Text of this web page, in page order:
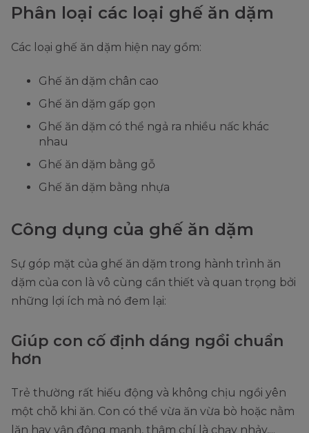
Phân loại các loại ghế ăn dặm
Các loại ghế ăn dặm hiện nay gồm:
Ghế ăn dặm chân cao
Ghế ăn dặm gấp gọn
Ghế ăn dặm có thể ngả ra nhiều nấc khác
nhau
Ghế ăn dặm bằng gỗ
Ghế ăn dặm bằng nhựa
Công dụng của ghế ăn dặm
Sự góp mặt của ghế ăn dặm trong hành trình ăn
dặm của con là vô cùng cần thiết và quan trọng bởi
những lợi ích mà nó đem lại:
Giúp con cố định dáng ngồi chuẩn
hơn
Trẻ thường rất hiếu động và không chịu ngồi yên
một chỗ khi ăn. Con có thể vừa ăn vừa bò hoặc nằm
lăn hay vận động mạnh, thậm chí là chạy nhảy,...